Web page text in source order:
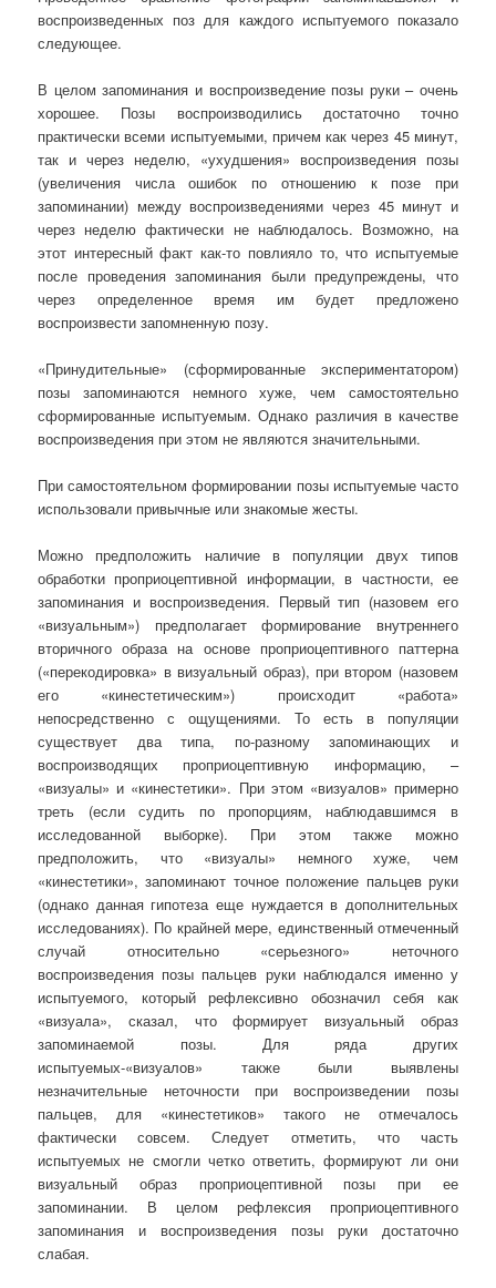
воспроизведенных поз для каждого испытуемого показало
следующее.
В целом запоминания и воспроизведение позы руки – очень
хорошее. Позы воспроизводились достаточно точно
практически всеми испытуемыми, причем как через 45 минут,
так и через неделю, «ухудшения» воспроизведения позы
(увеличения числа ошибок по отношению к позе при
запоминании) между воспроизведениями через 45 минут и
через неделю фактически не наблюдалось. Возможно, на
этот интересный факт как-то повлияло то, что испытуемые
после проведения запоминания были предупреждены, что
через определенное время им будет предложено
воспроизвести запомненную позу.
«Принудительные» (сформированные экспериментатором)
позы запоминаются немного хуже, чем самостоятельно
сформированные испытуемым. Однако различия в качестве
воспроизведения при этом не являются значительными.
При самостоятельном формировании позы испытуемые часто
использовали привычные или знакомые жесты.
Можно предположить наличие в популяции двух типов
обработки проприоцептивной информации, в частности, ее
запоминания и воспроизведения. Первый тип (назовем его
«визуальным») предполагает формирование внутреннего
вторичного образа на основе проприоцептивного паттерна
(«перекодировка» в визуальный образ), при втором (назовем
его «кинестетическим») происходит «работа»
непосредственно с ощущениями. То есть в популяции
существует два типа, по-разному запоминающих и
воспроизводящих проприоцептивную информацию, –
«визуалы» и «кинестетики». При этом «визуалов» примерно
треть (если судить по пропорциям, наблюдавшимся в
исследованной выборке). При этом также можно
предположить, что «визуалы» немного хуже, чем
«кинестетики», запоминают точное положение пальцев руки
(однако данная гипотеза еще нуждается в дополнительных
исследованиях). По крайней мере, единственный отмеченный
случай относительно «серьезного» неточного
воспроизведения позы пальцев руки наблюдался именно у
испытуемого, который рефлексивно обозначил себя как
«визуала», сказал, что формирует визуальный образ
запоминаемой позы. Для ряда других
испытуемых-«визуалов» также были выявлены
незначительные неточности при воспроизведении позы
пальцев, для «кинестетиков» такого не отмечалось
фактически совсем. Следует отметить, что часть
испытуемых не смогли четко ответить, формируют ли они
визуальный образ проприоцептивной позы при ее
запоминании. В целом рефлексия проприоцептивного
запоминания и воспроизведения позы руки достаточно
слабая.